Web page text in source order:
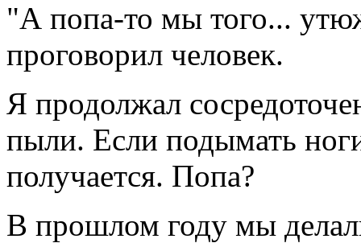
"А попа-то мы того...
проговорил человек.
Я продолжал
пыли. Если подымать
получается. Попа?
В прошлом году мы